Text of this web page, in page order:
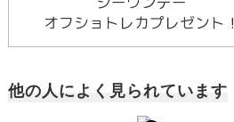
オフショトレカプレゼント！
他の人によく見られています